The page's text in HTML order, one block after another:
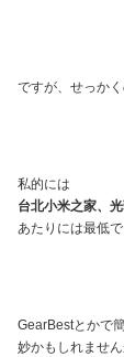
ですが、せっかく
私的には
台北小米之家、
あたりには最低
GearBestとかで
妙かもしれませ